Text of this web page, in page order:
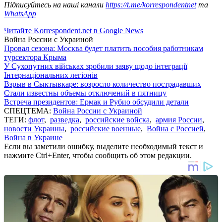
Підписуйтесь на наші канали https://t.me/korrespondentnetта
WhatsApp
Читайте Korrespondent.net в Google News
Война России с Украиной
Провал сезона: Москва будет платить пособия работникам
турсектора Крыма
У Сухопутних військах зробили заяву щодо інтеграції
Інтернаціональних легіонів
Взрыв в Сыктывкаре: возросло количество пострадавших
Стали известны объемы отключений в пятницу
Встреча президентов: Ермак и Рубио обсудили детали
СПЕЦТЕМА: Война России с Украиной
ТЕГИ: флот, разведка, российские войска, армия России,
новости Украины, российские военные, Война с Россией,
Война в Украине
Если вы заметили ошибку, выделите необходимый текст и
нажмите Ctrl+Enter, чтобы сообщить об этом редакции.